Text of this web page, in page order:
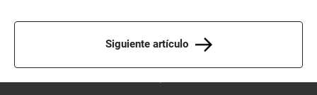
Siguiente artículo